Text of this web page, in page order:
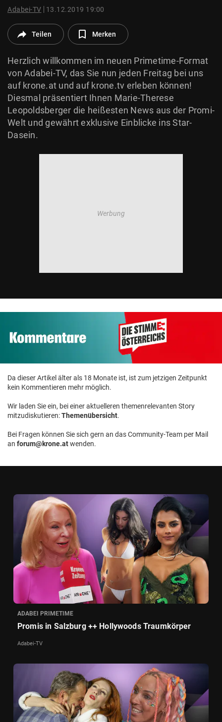
© Krone Multimedia GmbH & Co KG 2026
Adabei-TV 13.12.2019 19:00
Teilen Merken
Herzlich willkommen im neuen Primetime-Format
von Adabei-TV, das Sie nun jeden Freitag bei uns
auf krone.at und auf krone.tv erleben können!
Diesmal präsentiert Ihnen Marie-Therese
Leopoldsberger die heißesten News aus der Promi-
Welt und gewährt exklusive Einblicke ins Star-
Dasein.
Da dieser Artikel älter als 18 Monate ist, ist zum jetzigen Zeitpunkt
kein Kommentieren mehr möglich.
Wir laden Sie ein, bei einer aktuelleren themenrelevanten Story
mitzudiskutieren:Themenübersicht.
Bei Fragen können Sie sich gern an das Community-Team per Mail
an forum@krone.atwenden.
ADABEI PRIMETIME
Promis in Salzburg ++ Hollywoods Traumkörper
Adabei-TV